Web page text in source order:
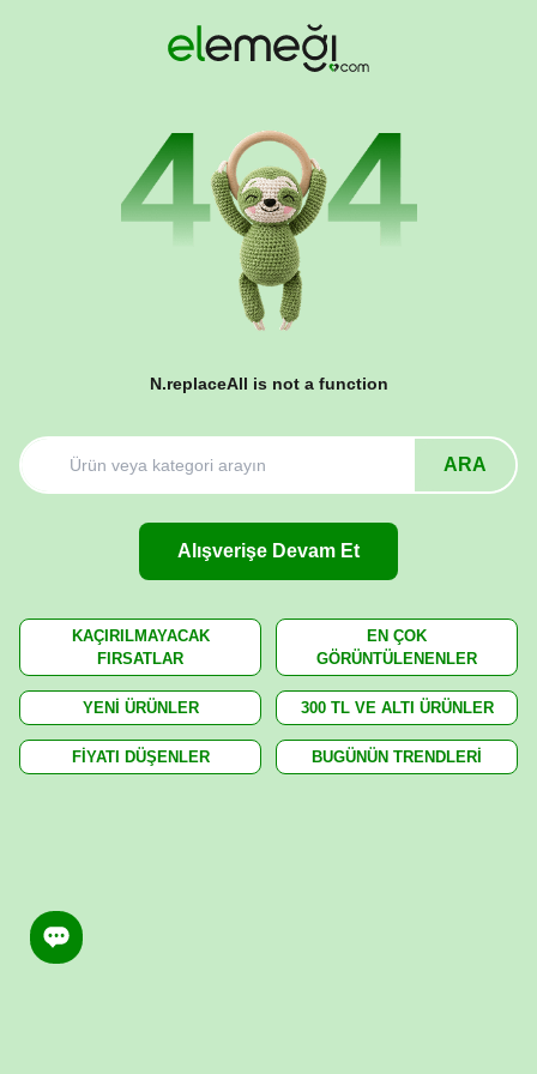
N.replaceAll is not a function
ARA
Alışverişe Devam Et
KAÇIRILMAYACAK
FIRSATLAR
EN ÇOK
GÖRÜNTÜLENENLER
YENİ ÜRÜNLER 300 TL VE ALTI ÜRÜNLER
FİYATI DÜŞENLER BUGÜNÜN TRENDLERİ